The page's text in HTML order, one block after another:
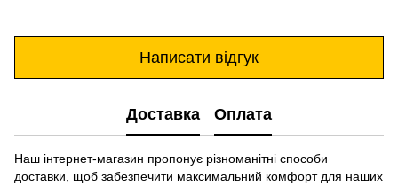
Написати відгук
Доставка Оплата
Наш інтернет-магазин пропонує різноманітні способи
доставки, щоб забезпечити максимальний комфорт для наших